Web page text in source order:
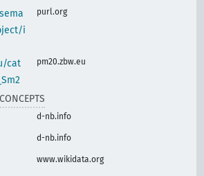
i
purl.org
cat
pm20.zbw.eu
d-nb.info
d-nb.info
www.wikidata.org